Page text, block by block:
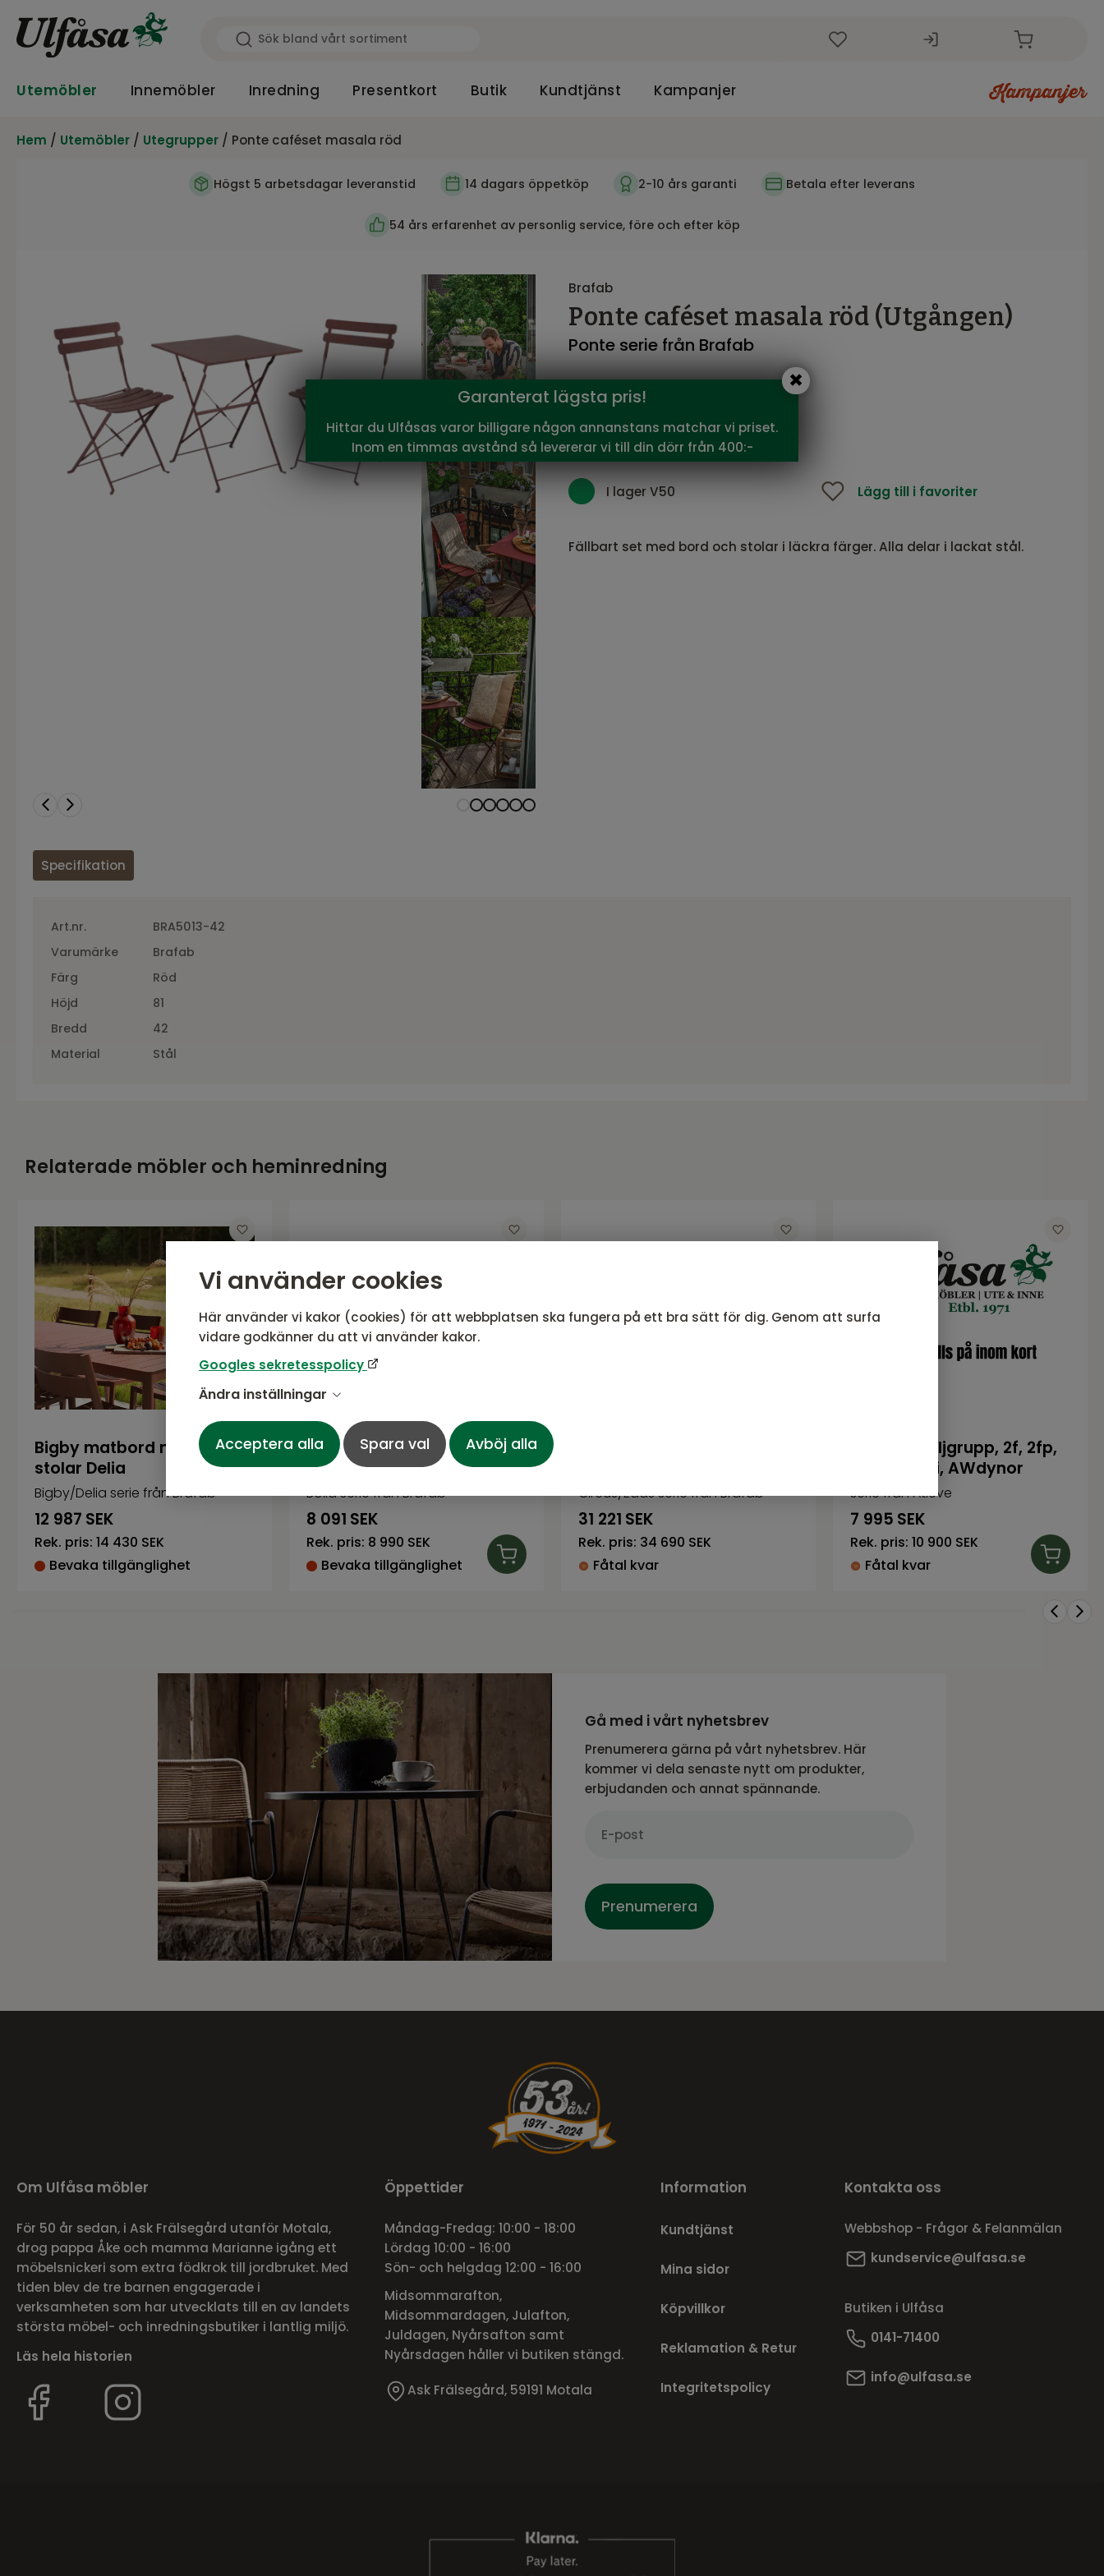
Vi använder cookies
Här använder vi kakor (cookies) för att webbplatsen ska fungera på ett bra sätt för dig. Genom att surfa
vidare godkänner du att vi använder kakor.
Googles sekretesspolicy
Ändra inställningar
Acceptera alla Spara val Avböj alla
Utemöbler Innemöbler Inredning Presentkort Butik Kundtjänst Kampanjer
Hem / Utemöbler / Utegrupper / Ponte caféset masala röd
Högst 5 arbetsdagar leveranstid 14 dagars öppetköp 2-10 års garanti Betala efter leverans
54 års erfarenhet av personlig service, före och efter köp
Brafab
Ponte caféset masala röd (Utgången)
Ponte serie från Brafab
Vårt pris:1 796
I lager V50 Lägg till i favoriter
Fällbart set med bord och stolar i läckra färger. Alla delar i lackat stål.
Specifikation
Art.nr.
BRA5013-42
Varumärke
Brafab
Färg
Röd
Höjd
81
Bredd
42
Material
Stål
Relaterade möbler och heminredning
Bigby matbord med 6
stolar Delia
Bigby/Delia serie från Brafab
12 987 SEK
Rek. pris: 14 430 SEK
Bevaka tillgänglighet
Bolid picnicset Antracit
Bolid serie från Brafab
8 091 SEK
Rek. pris: 8 990 SEK
Bevaka tillgänglighet
Circus/Eads serie från Brafab
31 221 SEK
Rek. pris: 34 690 SEK
Fåtal kvar
Como fåtöljgrupp, 2f, 2fp,
bord, khaki, AWdynor
serie från Atleve
7 995 SEK
Rek. pris: 10 900 SEK
Fåtal kvar
Gå med i vårt nyhetsbrev
Prenumerera gärna på vårt nyhetsbrev. Här
kommer vi dela senaste nytt om produkter,
erbjudanden och annat spännande.
Prenumerera
Om Ulfåsa möbler
För 50 år sedan, i Ask Frälsegård utanför Motala,
drog pappa Åke och mamma Marianne igång ett
möbelsnickeri som extra födkrok till jordbruket. Med
tiden blev de tre barnen engagerade i
verksamheten som har utvecklats till en av landets
största möbel- och inredningsbutiker i lantlig miljö.
Läs hela historien
Öppettider
Måndag-Fredag: 10:00 - 18:00
Lördag 10:00 - 16:00
Sön- och helgdag 12:00 - 16:00
Midsommarafton,
Midsommardagen, Julafton,
Juldagen, Nyårsafton samt
Nyårsdagen håller vi butiken stängd.
Ask Frälsegård, 59191 Motala
Information
Kundtjänst
Mina sidor
Köpvillkor
Reklamation & Retur
Integritetspolicy
Kontakta oss
Webbshop - Frågor & Felanmälan
kundservice@ulfasa.se
Butiken i Ulfåsa
0141-71400
info@ulfasa.se
Garanterat lägsta pris!
Hittar du Ulfåsas varor billigare någon annanstans matchar vi priset.
Inom en timmas avstånd så levererar vi till din dörr från 400:-